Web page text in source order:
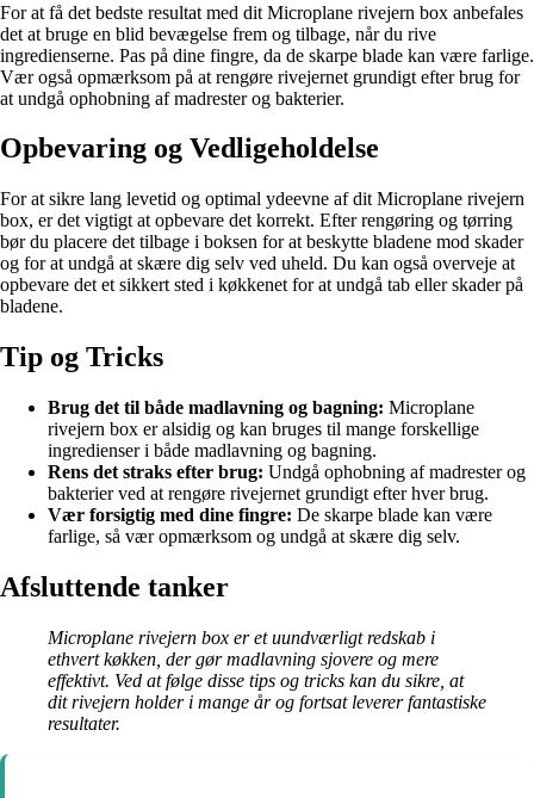
For at få det bedste resultat med dit Microplane rivejern box anbefales
det at bruge en blid bevægelse frem og tilbage, når du rive
ingredienserne. Pas på dine fingre, da de skarpe blade kan være farlige.
Vær også opmærksom på at rengøre rivejernet grundigt efter brug for
at undgå ophobning af madrester og bakterier.
Opbevaring og Vedligeholdelse
For at sikre lang levetid og optimal ydeevne af dit Microplane rivejern
box, er det vigtigt at opbevare det korrekt. Efter rengøring og tørring
bør du placere det tilbage i boksen for at beskytte bladene mod skader
og for at undgå at skære dig selv ved uheld. Du kan også overveje at
opbevare det et sikkert sted i køkkenet for at undgå tab eller skader på
bladene.
Tip og Tricks
Brug det til både madlavning og bagning: Microplane
rivejern box er alsidig og kan bruges til mange forskellige
ingredienser i både madlavning og bagning.
Rens det straks efter brug: Undgå ophobning af madrester og
bakterier ved at rengøre rivejernet grundigt efter hver brug.
Vær forsigtig med dine fingre: De skarpe blade kan være
farlige, så vær opmærksom og undgå at skære dig selv.
Afsluttende tanker
Microplane rivejern box er et uundværligt redskab i
ethvert køkken, der gør madlavning sjovere og mere
effektivt. Ved at følge disse tips og tricks kan du sikre, at
dit rivejern holder i mange år og fortsat leverer fantastiske
resultater.